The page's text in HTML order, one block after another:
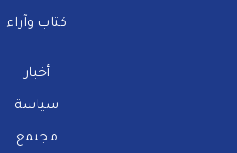
كتاب وآراء
أخبار
سياسة
مجتمع